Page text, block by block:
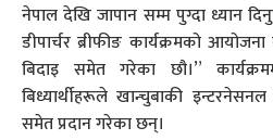
नेपाल देखि जापान सम्म पुग्दा ध्यान
डीपार्चर ब्रीफीङ कार्यक्रमको
बिदाइ समेत गरेका छौ।”
बिध्यार्थीहरूले खान्चुबाकी
समेत प्रदान गरेका छन्।